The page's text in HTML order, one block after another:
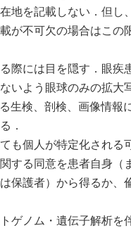
地を記載しない．但し
が不可欠の場合はこの
際には目を隠す．眼疾
いよう眼球のみの拡大
生検、剖検、画像情報
．
も個人が特定化される
する同意を患者自身（
保護者）から得るか、
ゲノム・遺伝子解析を